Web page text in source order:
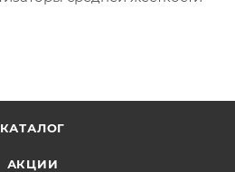
КАТАЛОГ
АКЦИИ